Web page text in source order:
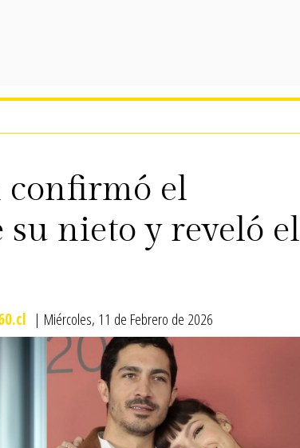
confirmó el
nieto y reveló el
| Miércoles, 11 de Febrero de 2026